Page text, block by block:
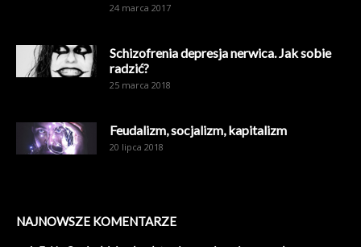
24 marca 2017
Schizofrenia depresja nerwica. Jak sobie
radzić?
25 marca 2018
Feudalizm, socjalizm, kapitalizm
20 lipca 2018
NAJNOWSZE KOMENTARZE